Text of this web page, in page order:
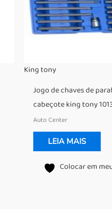
King tony
Jogo de chaves de
cabeçote king tony
Auto Center
LEIA MAIS
Colocar em